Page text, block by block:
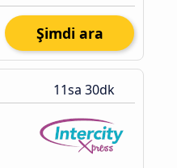
Şimdi ara
11sa 30dk